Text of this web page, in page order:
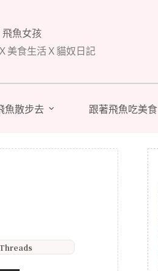
飛魚女孩
美食生活Ｘ貓奴日記
魚散步去 跟著飛魚吃美食
Threads